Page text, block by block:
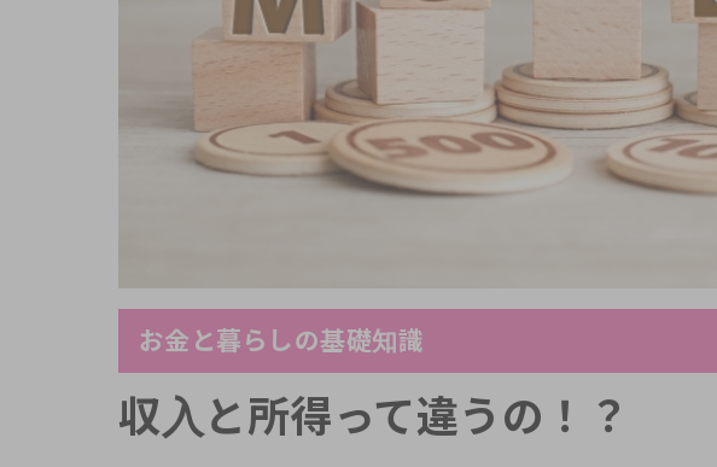
お金と暮らしの基礎知識
収入と所得って違うの！？